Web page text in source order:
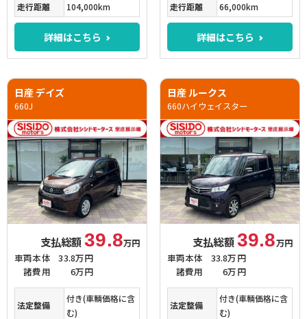
走行距離
104,000km
詳細はこちら
走行距離
66,000km
詳細はこちら
日産 デイズ
660J
支払総額39.8万円
車両本体
33.8万円
諸費用
6万円
法定整備
付き(車輌価格に含
む)
日産 ルークス
660ハイウェイスター
支払総額39.8万円
車両本体
33.8万円
諸費用
6万円
法定整備
付き(車輌価格に含
む)